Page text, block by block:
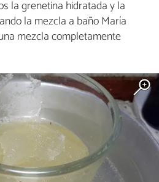
la grenetina hidratada y la
la mezcla a baño María
mezcla completamente